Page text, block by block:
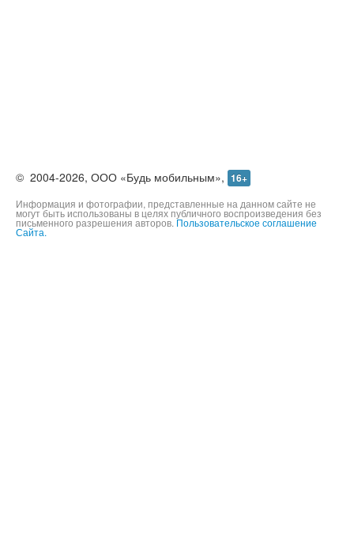
© 2004-2026, ООО «Будь мобильным», 16+
Информация и фотографии, представленные на данном сайте не
могут быть использованы в целях публичного воспроизведения без
письменного разрешения авторов. Пользовательское соглашение
Сайта.